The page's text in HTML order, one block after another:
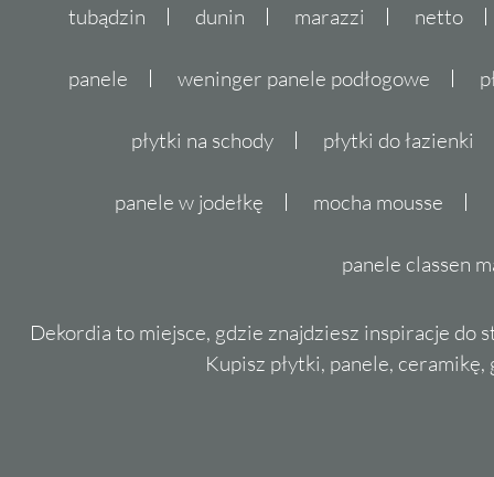
tubądzin dunin marazzi netto
panele weninger panele podłogowe
płytki na schody płytki do łazienki
panele w jodełkę mocha mousse
panele classen
Dekordia to miejsce, gdzie znajdziesz inspiracje do
Kupisz płytki, panele,